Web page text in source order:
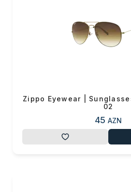
Zippo Eyewear |
02
45 AZN